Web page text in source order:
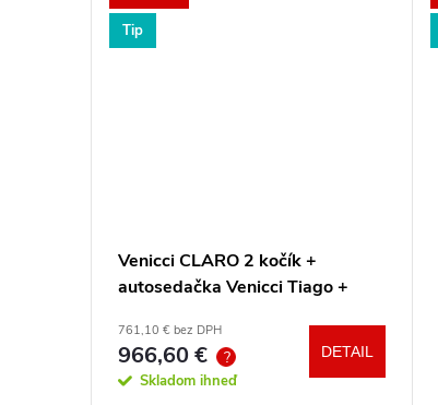
Tip
Venicci CLARO 2 kočík +
autosedačka Venicci Tiago +
761,10 € bez DPH
966,60 € ?
Skladom ihneď
DETAIL